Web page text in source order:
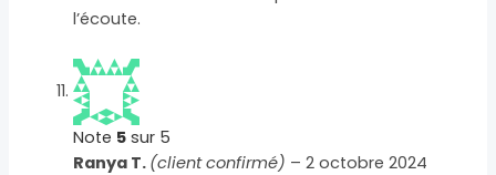
l’écoute.
Note 5 sur 5
Ranya T. (client confirmé) – 2 octobre 2024